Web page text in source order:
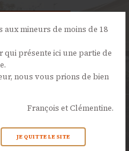
mineurs de moins de 18
qui présente ici une partie de
nous vous prions de bien
François et Clémentine.
JE QUITTE LE SITE